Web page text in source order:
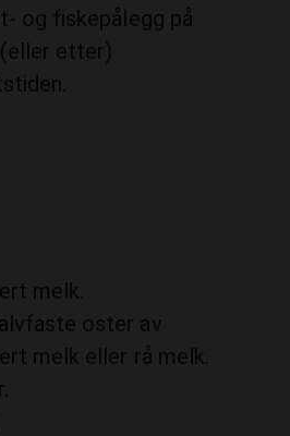
og fiskepålegg på
etter)
melk.
oster av
melk eller rå melk.